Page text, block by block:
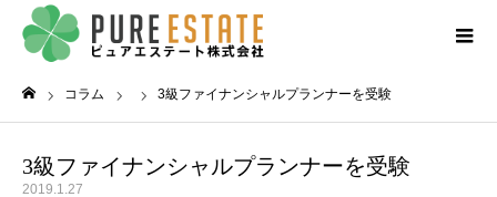
コラム 3級ファイナンシャルプランナーを受験
3級ファイナンシャルプランナーを受験
2019.1.27